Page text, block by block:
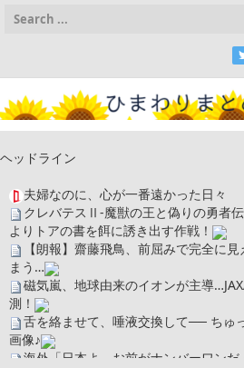
ヘッドライン
夫婦なのに、心が一番遠かった日々
クレバテスⅡ-魔獣の王と偽りの勇者
よりトアの書を餌に誘き出す作戦！
【朗報】齋藤飛鳥、前屈みで完全に
まう…
磁気嵐、地球由来のイオンが主導
測！
舌を絡ませて、唾液交換して── ちゅ
画像♪
海外「日本よ、お前がナンバーワン